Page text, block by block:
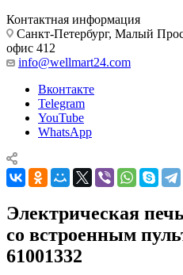
Контактная информация
Санкт-Петербург, Малый
офис 412
info@wellmart24.com
Вконтакте
Telegram
YouTube
WhatsApp
Электрическая
со встроенным
61001332